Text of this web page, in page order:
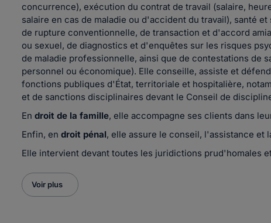
concurrence), exécution du contrat de travail (salaire,
salaire en cas de maladie ou d'accident du travail), santé
de rupture conventionnelle, de transaction et d'accord
ou sexuel, de diagnostics et d'enquêtes sur les risques
de maladie professionnelle, ainsi que de contestations de
personnel ou économique). Elle conseille, assiste et
fonctions publiques d'État, territoriale et hospitalière,
et de sanctions disciplinaires devant le Conseil de
En droit de la famille, elle accompagne ses clients dans
Enfin, en droit pénal, elle assure le conseil, l'assistance et
Elle intervient devant toutes les juridictions prud'homales
Voir plus